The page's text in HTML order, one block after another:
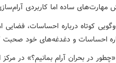
ساده اما کاربردی
کوتاه درباره احساسات،
احساسات و دغدغه‌های خود صحبت